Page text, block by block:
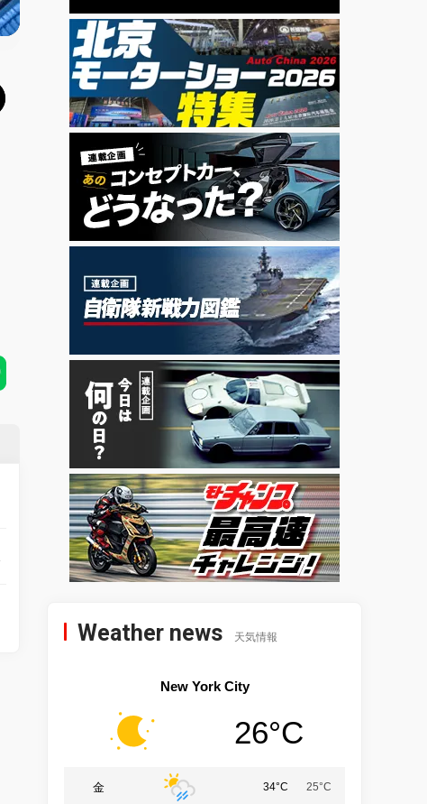
Weather news 天気情報
New York City
26°C
金 34°C 25°C